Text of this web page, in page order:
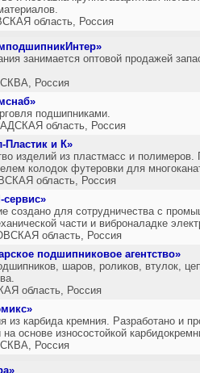
область, Россия
занимается оптовой продажей
Россия
подшипниками.
область, Россия
и К»
изделий из пластмасс и
колодок футеровки для
область, Россия
создано для сотрудничества с
части и виброналадке
область, Россия
подшипниковое агентство»
шаров, роликов, втулок,
область, Россия
из карбида кремния. Разработано и
на основе износостойкой
Россия